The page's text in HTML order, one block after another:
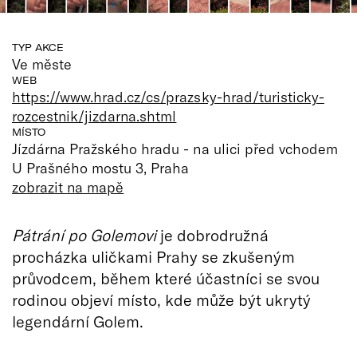
TYP AKCE
Ve měste
WEB
https://www.hrad.cz/cs/prazsky-hrad/turisticky-
rozcestnik/jizdarna.shtml
MÍSTO
Jízdárna Pražského hradu - na ulici před vchodem
U Prašného mostu 3, Praha
zobrazit na mapě
Pátrání po Golemovije dobrodružná
procházka uličkami Prahy se zkušeným
průvodcem, během které účastníci se svou
rodinou objeví místo, kde může být ukrytý
legendární Golem.